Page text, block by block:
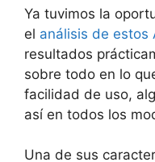
Ya tuvimos la
el análisis de estos
resultados
sobre todo en lo
facilidad de uso,
así en todos los
Una de sus